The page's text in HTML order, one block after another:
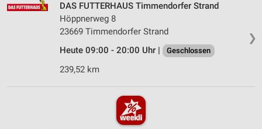
❯
DAS FUTTERHAUS Timmendorfer Strand
Höppnerweg 8
23669 Timmendorfer Strand
Heute 09:00 - 20:00 Uhr |
Geschlossen
239,52 km